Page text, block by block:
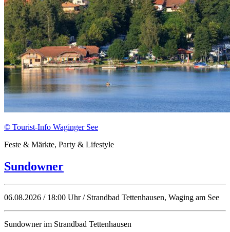
© Tourist-Info Waginger See
Feste & Märkte, Party & Lifestyle
Sundowner
06.08.2026 / 18:00 Uhr / Strandbad Tettenhausen, Waging am See
Sundowner im Strandbad Tettenhausen